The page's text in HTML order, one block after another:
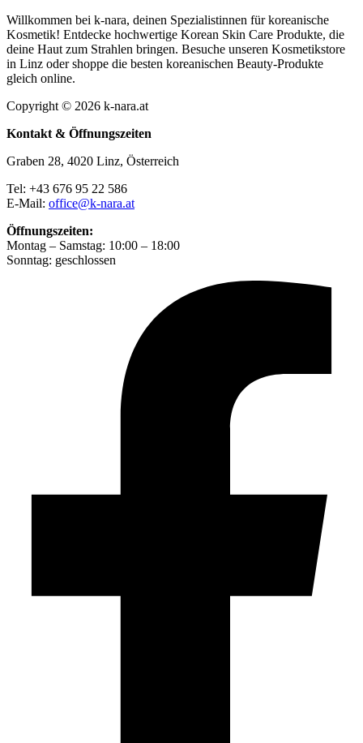
Willkommen bei k-nara, deinen Spezialistinnen für koreanische
Kosmetik! Entdecke hochwertige Korean Skin Care Produkte, die
deine Haut zum Strahlen bringen. Besuche unseren Kosmetikstore
in Linz oder shoppe die besten koreanischen Beauty-Produkte
gleich online.
Copyright © 2026 k-nara.at
Kontakt & Öffnungszeiten
Graben 28, 4020 Linz, Österreich
Tel: +43 676 95 22 586
E-Mail: office@k-nara.at
Öffnungszeiten:
Montag – Samstag: 10:00 – 18:00
Sonntag: geschlossen